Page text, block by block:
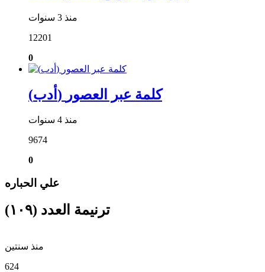
منذ 3 سنوات
12201
0
(أدب) كلمة عبر العصور
منذ 4 سنوات
9674
0
ترنيمة العدد (١٠٩)
منذ سنتين
624